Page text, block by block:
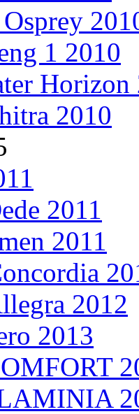
1 2010
Horizon
2010
2011
2011
2012
2013